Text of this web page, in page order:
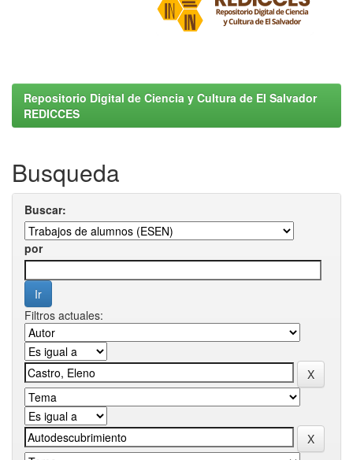
Repositorio Digital de Ciencia y Cultura de El Salvador
REDICCES
Busqueda
Buscar:
por
Filtros actuales: